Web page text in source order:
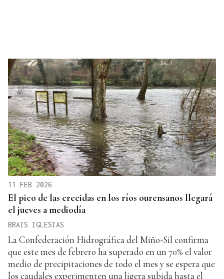
11 FEB 2026
El pico de las crecidas en los ríos ourensanos llegará
el jueves a mediodía
BRAIS IGLESIAS
La Confederación Hidrográfica del Miño-Sil confirma
que este mes de febrero ha superado en un 70% el valor
medio de precipitaciones de todo el mes y se espera que
los caudales experimenten una ligera subida hasta el